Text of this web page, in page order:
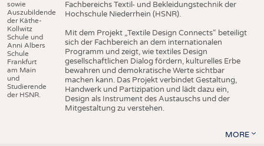
sowie
Auszubildende
der Käthe-
Kollwitz
Schule und
Anni Albers
Schule
Frankfurt
am Main
und
Studierende
der HSNR.
Fachbereichs Textil- und Bekleidungstechnik der
Hochschule Niederrhein (HSNR).
Mit dem Projekt „Textile Design Connects“ beteiligt
sich der Fachbereich an dem internationalen
Programm und zeigt, wie textiles Design
gesellschaftlichen Dialog fördern, kulturelles Erbe
bewahren und demokratische Werte sichtbar
machen kann. Das Projekt verbindet Gestaltung,
Handwerk und Partizipation und lädt dazu ein,
Design als Instrument des Austauschs und der
Mitgestaltung zu verstehen.
MORE